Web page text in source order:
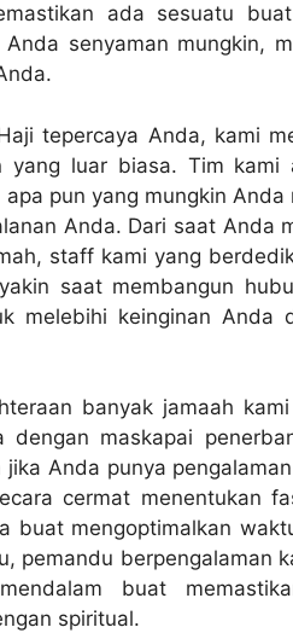
ada sesuatu
senyaman mungkin,
tepercaya Anda, kami
yang luar biasa. Tim
pun yang mungkin
Anda. Dari saat Anda
staff kami yang
saat membangun
melebihi keinginan Anda
banyak jamaah
dengan maskapai
Anda punya
cermat menentukan
buat mengoptimalkan
pemandu berpengalaman
buat
spiritual.